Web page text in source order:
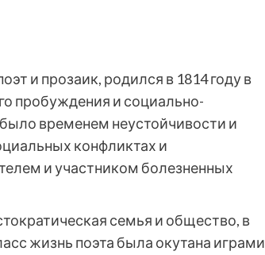
и прозаик, родился в 1814 году в
пробуждения и социально-
временем неустойчивости и
конфликтах и
и участником болезненных
семья и общество, в
жизнь поэта была окутана играми